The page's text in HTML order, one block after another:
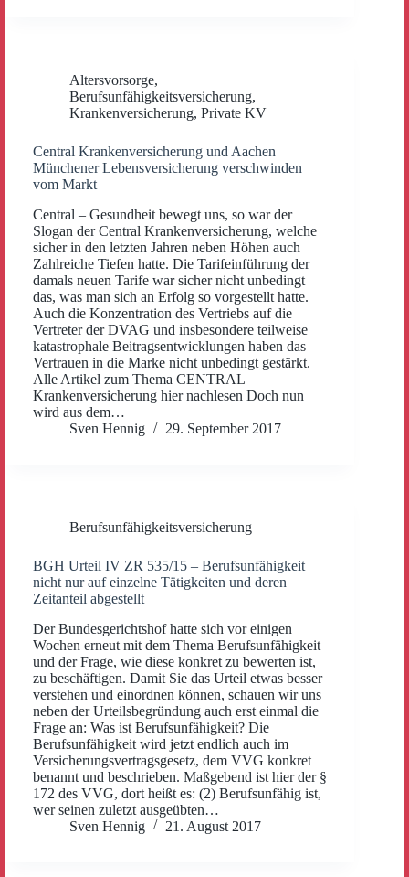
Altersvorsorge,
Berufsunfähigkeitsversicherung,
Krankenversicherung, Private KV
Central Krankenversicherung und Aachen
Münchener Lebensversicherung verschwinden
vom Markt
Central – Gesundheit bewegt uns, so war der
Slogan der Central Krankenversicherung, welche
sicher in den letzten Jahren neben Höhen auch
Zahlreiche Tiefen hatte. Die Tarifeinführung der
damals neuen Tarife war sicher nicht unbedingt
das, was man sich an Erfolg so vorgestellt hatte.
Auch die Konzentration des Vertriebs auf die
Vertreter der DVAG und insbesondere teilweise
katastrophale Beitragsentwicklungen haben das
Vertrauen in die Marke nicht unbedingt gestärkt.
Alle Artikel zum Thema CENTRAL
Krankenversicherung hier nachlesen Doch nun
wird aus dem…
Sven Hennig
29. September 2017
Berufsunfähigkeitsversicherung
BGH Urteil IV ZR 535/15 – Berufsunfähigkeit
nicht nur auf einzelne Tätigkeiten und deren
Zeitanteil abgestellt
Der Bundesgerichtshof hatte sich vor einigen
Wochen erneut mit dem Thema Berufsunfähigkeit
und der Frage, wie diese konkret zu bewerten ist,
zu beschäftigen. Damit Sie das Urteil etwas besser
verstehen und einordnen können, schauen wir uns
neben der Urteilsbegründung auch erst einmal die
Frage an: Was ist Berufsunfähigkeit? Die
Berufsunfähigkeit wird jetzt endlich auch im
Versicherungsvertragsgesetz, dem VVG konkret
benannt und beschrieben. Maßgebend ist hier der §
172 des VVG, dort heißt es: (2) Berufsunfähig ist,
wer seinen zuletzt ausgeübten…
Sven Hennig
21. August 2017